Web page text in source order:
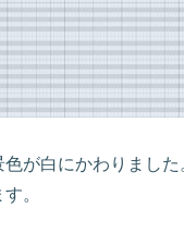
色が白にかわりまし
。